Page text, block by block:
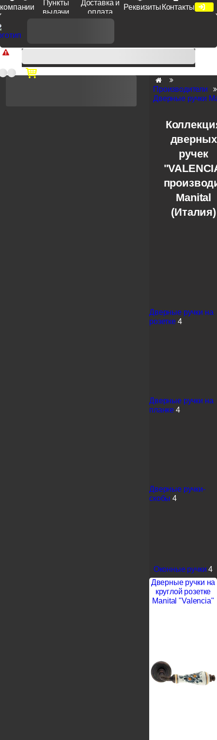
компании
Пункты
выдачи
Доставка и
оплата
Реквизиты Контакты
Доп. скидка от цен на сайте 7% при заказе от 50 тыс. руб
продукции Venezia, Fratelli, Tupai, Extreza, Melodia, Forme при
оплате по счету.
Производители
Дверные ручки
дверных
ручек
Manital
(Италия)
Дверные ручки на
розетке 4
Дверные ручки на
планке 4
Дверные ручки-
скобы 4
Оконные ручки 4
Дверные ручки на
круглой розетке
Manital "Valencia"